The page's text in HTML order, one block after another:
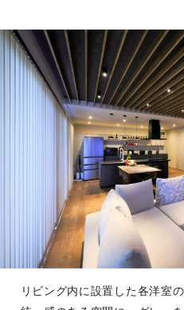
リビング内に設置した各洋室